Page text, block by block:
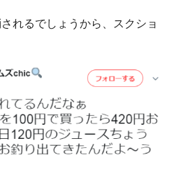
れるでしょうから、スクショ